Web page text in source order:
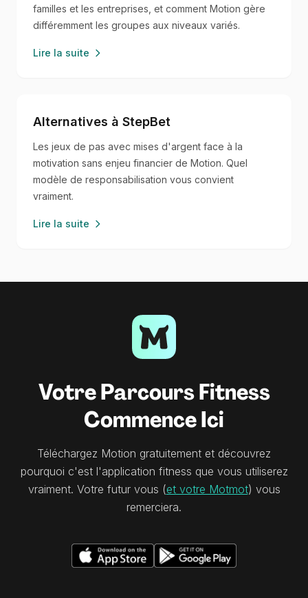
familles et les entreprises, et comment Motion gère
différemment les groupes aux niveaux variés.
Lire la suite
Alternatives à StepBet
Les jeux de pas avec mises d'argent face à la
motivation sans enjeu financier de Motion. Quel
modèle de responsabilisation vous convient
vraiment.
Lire la suite
Votre Parcours Fitness
Commence Ici
Téléchargez Motion gratuitement et découvrez
pourquoi c'est l'application fitness que vous utiliserez
vraiment. Votre futur vous (et votre Motmot) vous
remerciera.